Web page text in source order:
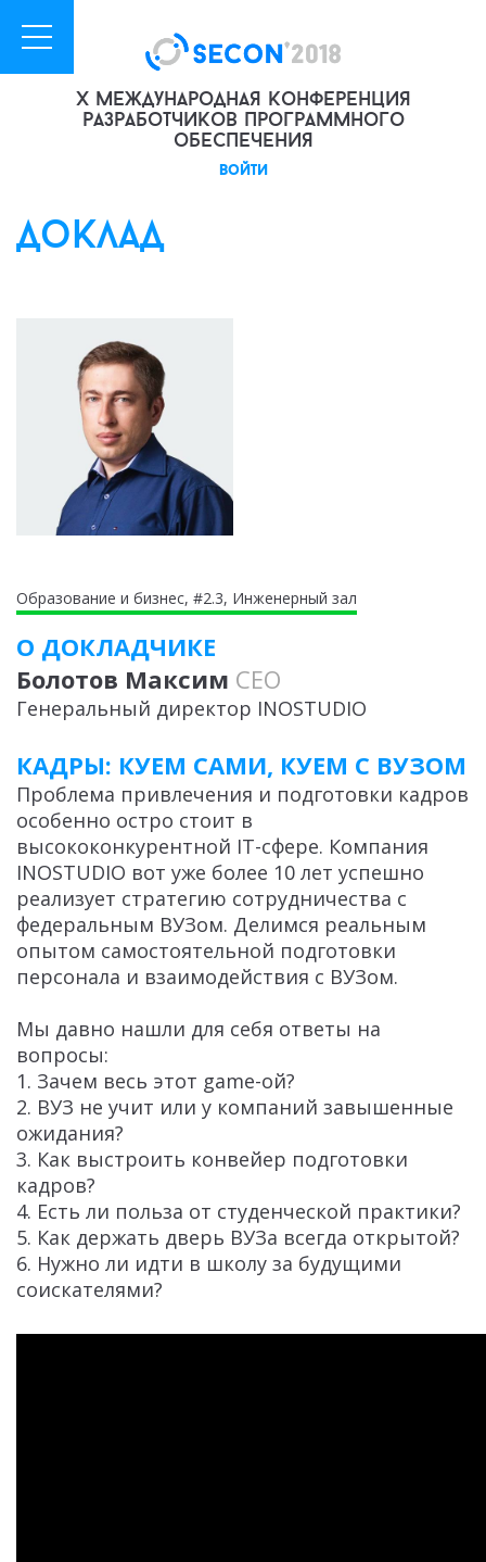
X международная конференция
разработчиков программного
обеспечения
войти
доклад
Образование и бизнес, #2.3, Инженерный зал
О ДОКЛАДЧИКЕ
Болотов Максим CEO
Генеральный директор INOSTUDIO
КАДРЫ: КУЕМ САМИ, КУЕМ С ВУЗОМ
Проблема привлечения и подготовки кадров
особенно остро стоит в
высококонкурентной IT-сфере. Компания
INOSTUDIO вот уже более 10 лет успешно
реализует стратегию сотрудничества с
федеральным ВУЗом. Делимся реальным
опытом самостоятельной подготовки
персонала и взаимодействия с ВУЗом.
Мы давно нашли для себя ответы на
вопросы:
1. Зачем весь этот game-ой?
2. ВУЗ не учит или у компаний завышенные
ожидания?
3. Как выстроить конвейер подготовки
кадров?
4. Есть ли польза от студенческой практики?
5. Как держать дверь ВУЗа всегда открытой?
6. Нужно ли идти в школу за будущими
соискателями?